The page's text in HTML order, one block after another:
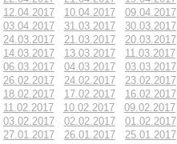
12.04.2017 10.04.2017 09.04.2017
03.04.2017 31.03.2017 30.03.2017
24.03.2017 21.03.2017 20.03.2017
14.03.2017 13.03.2017 11.03.2017
06.03.2017 04.03.2017 03.03.2017
26.02.2017 24.02.2017 23.02.2017
18.02.2017 17.02.2017 16.02.2017
11.02.2017 10.02.2017 09.02.2017
03.02.2017 02.02.2017 01.02.2017
27.01.2017 26.01.2017 25.01.2017